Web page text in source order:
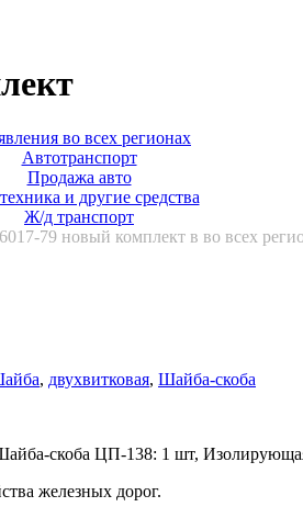
во всех регионах
Автотранспорт
Продажа авто
и другие средства
Ж/д транспорт
79 новый комплект в во всех
, двухвитковая, Шайба-скоба
скоба ЦП-138: 1 шт,
железных дорог.